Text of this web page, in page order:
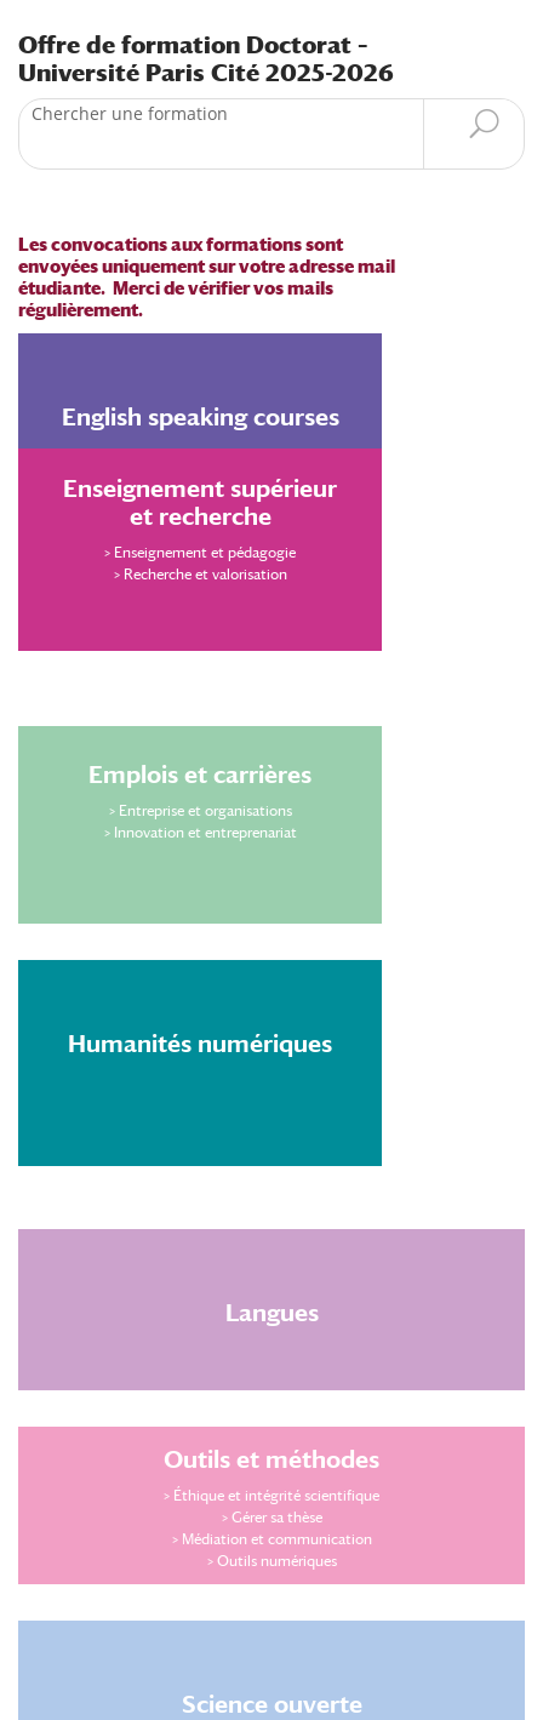
Offre de formation Doctorat –
Université Paris Cité 2025-2026
Recherche
Les convocations aux formations sont
envoyées uniquement sur votre adresse mail
étudiante. Merci de vérifier vos mails
régulièrement.
English speaking courses
Enseignement supérieur
et recherche
> Enseignement et pédagogie
> Recherche et valorisation
Emplois et carrières
> Entreprise et organisations
> Innovation et entreprenariat
Humanités numériques
Langues
Outils et méthodes
> Éthique et intégrité scientifique
> Gérer sa thèse
> Médiation et communication
> Outils numériques
Science ouverte